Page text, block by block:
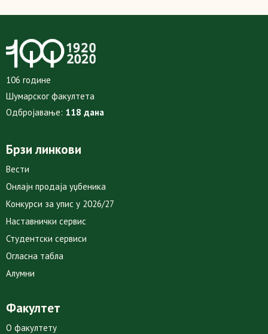
106 године
Шумарског факултета
Одбројавање: 118 дана
Брзи линкови
Вести
Онлајн продаја уџбеника
Конкурси за упис у 2026/27
Наставнички сервис
Студентски сервиси
Огласна табла
Алумни
Факултет
О факултету